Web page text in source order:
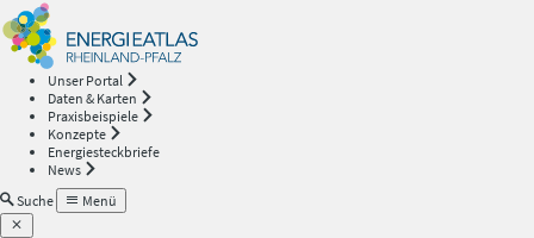
Unser Portal
Daten & Karten
Praxisbeispiele
Konzepte
Energiesteckbriefe
News
Suche
Menü